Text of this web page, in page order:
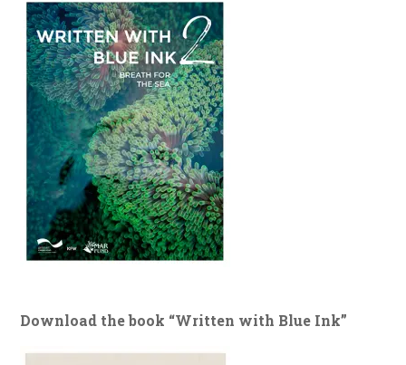
Download the book “Written with Blue Ink”